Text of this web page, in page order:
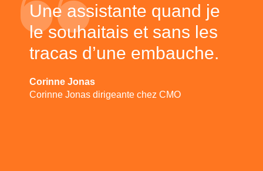
Une assistante quand je
le souhaitais et sans les
tracas d’une embauche.
Corinne Jonas
Corinne Jonas dirigeante chez CMO